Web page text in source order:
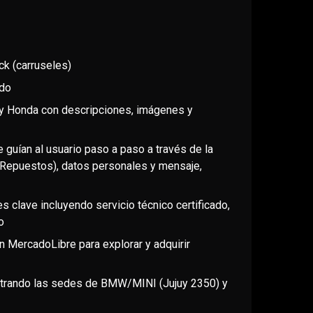
(carruseles)
Honda con descripciones, imágenes y
al usuario paso a paso a través de la
datos personales y mensaje,
clave incluyendo servicio técnico certificado,
MercadoLibre para explorar y adquirir
las sedes de BMW/MINI (Jujuy 2350) y